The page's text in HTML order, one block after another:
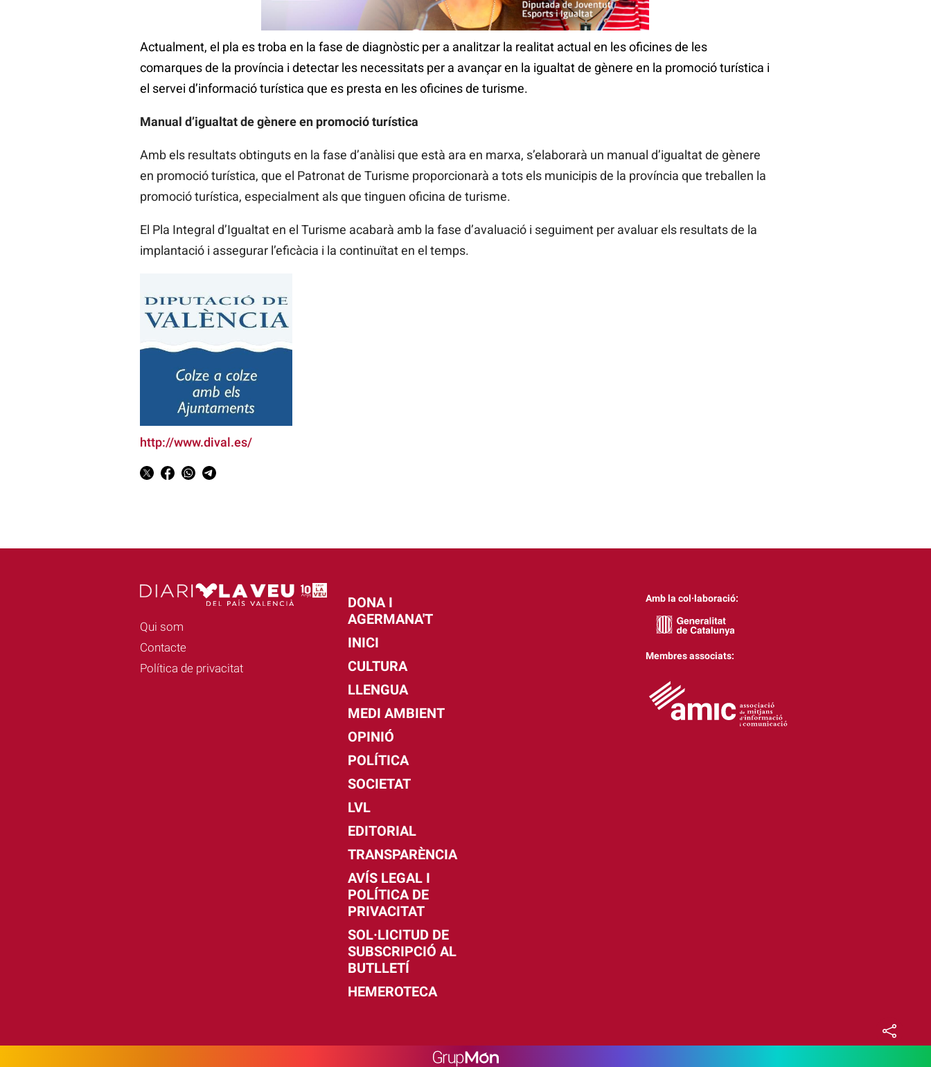
Actualment, el pla es troba en la fase de diagnòstic per a analitzar la realitat actual en les oficines de les
comarques de la província i detectar les necessitats per a avançar en la igualtat de gènere en la promoció turística i
el servei d’informació turística que es presta en les oficines de turisme.
Manual d’igualtat de gènere en promoció turística
Amb els resultats obtinguts en la fase d’anàlisi que està ara en marxa, s’elaborarà un manual d’igualtat de gènere
en promoció turística, que el Patronat de Turisme proporcionarà a tots els municipis de la província que treballen la
promoció turística, especialment als que tinguen oficina de turisme.
El Pla Integral d’Igualtat en el Turisme acabarà amb la fase d’avaluació i seguiment per avaluar els resultats de la
implantació i assegurar l’eficàcia i la continuïtat en el temps.
http://www.dival.es/
Qui som
Contacte
Política de privacitat
DONA I
AGERMANA'T
INICI
CULTURA
LLENGUA
MEDI AMBIENT
OPINIÓ
POLÍTICA
SOCIETAT
LVL
EDITORIAL
TRANSPARÈNCIA
AVÍS LEGAL I
POLÍTICA DE
PRIVACITAT
SOL·LICITUD DE
SUBSCRIPCIÓ AL
BUTLLETÍ
HEMEROTECA
Amb la col·laboració:
Membres associats: